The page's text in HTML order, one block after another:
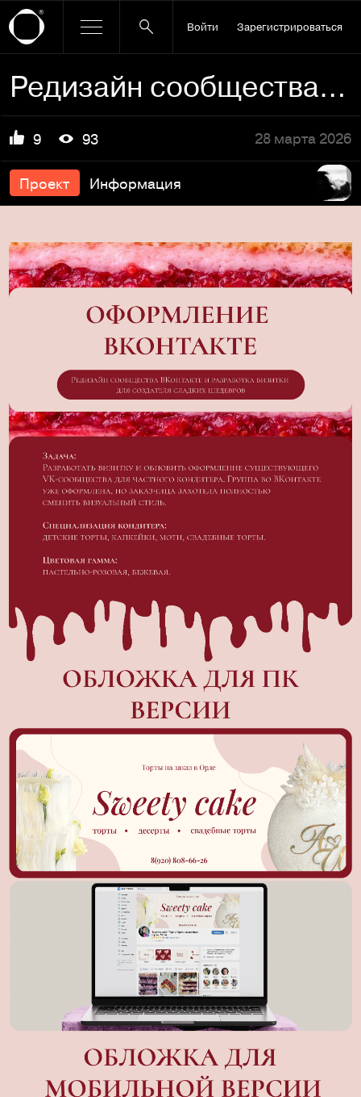
Войти Зарегистрироваться
Редизайн сообщества ВКонтакте и разработка визитки
9 93 28 марта 2026
Проект Информация